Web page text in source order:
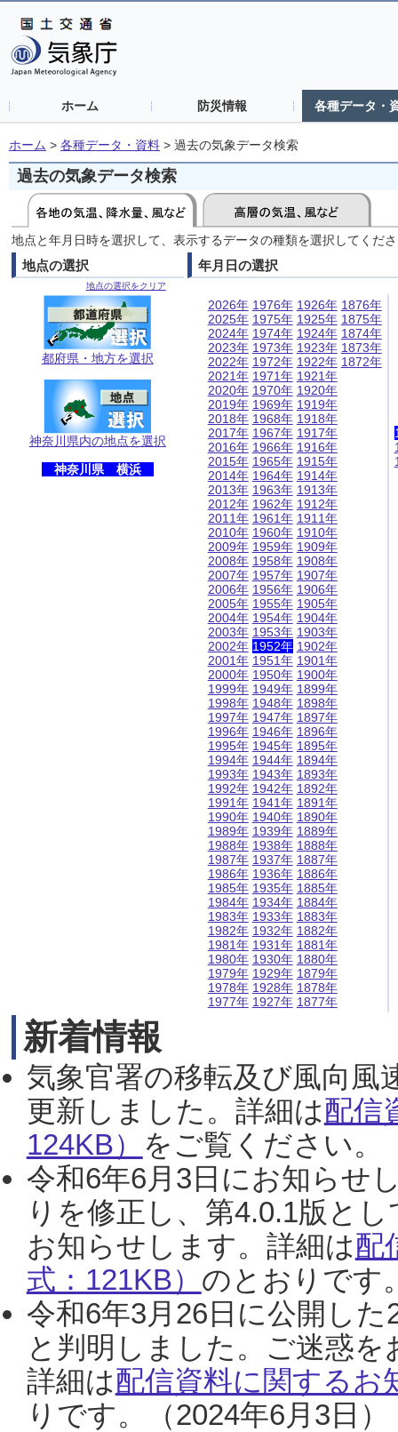
ホーム 防災情報 各種データ・
ホーム > 各種データ・資料 > 過去の気象データ検索
過去の気象データ検索
地点と年月日時を選択して、表示するデータの種類を選択してくだ
地点の選択
地点の選択をクリア
都府県・地方を選択
神奈川県内の地点を選択
神奈川県 横浜
年月日の選択
2026年
2025年
2024年
2023年
2022年
2021年
2020年
2019年
2018年
2017年
2016年
2015年
2014年
2013年
2012年
2011年
2010年
2009年
2008年
2007年
2006年
2005年
2004年
2003年
2002年
2001年
2000年
1999年
1998年
1997年
1996年
1995年
1994年
1993年
1992年
1991年
1990年
1989年
1988年
1987年
1986年
1985年
1984年
1983年
1982年
1981年
1980年
1979年
1978年
1977年
1976年
1975年
1974年
1973年
1972年
1971年
1970年
1969年
1968年
1967年
1966年
1965年
1964年
1963年
1962年
1961年
1960年
1959年
1958年
1957年
1956年
1955年
1954年
1953年
1952年
1951年
1950年
1949年
1948年
1947年
1946年
1945年
1944年
1943年
1942年
1941年
1940年
1939年
1938年
1937年
1936年
1935年
1934年
1933年
1932年
1931年
1930年
1929年
1928年
1927年
1926年
1925年
1924年
1923年
1922年
1921年
1920年
1919年
1918年
1917年
1916年
1915年
1914年
1913年
1912年
1911年
1910年
1909年
1908年
1907年
1906年
1905年
1904年
1903年
1902年
1901年
1900年
1899年
1898年
1897年
1896年
1895年
1894年
1893年
1892年
1891年
1890年
1889年
1888年
1887年
1886年
1885年
1884年
1883年
1882年
1881年
1880年
1879年
1878年
1877年
1876年
1875年
1874年
1873年
1872年
新着情報
気象官署の移転及び風向風
更新しました。詳細は配信
124KB） をご覧ください。
令和6年6月3日にお知らせ
りを修正し、第4.0.1版と
お知らせします。詳細は配
式：121KB） のとおりです
令和6年3月26日に公開し
と判明しました。ご迷惑
詳細は配信資料に関するお
りです。（2024年6月3日）